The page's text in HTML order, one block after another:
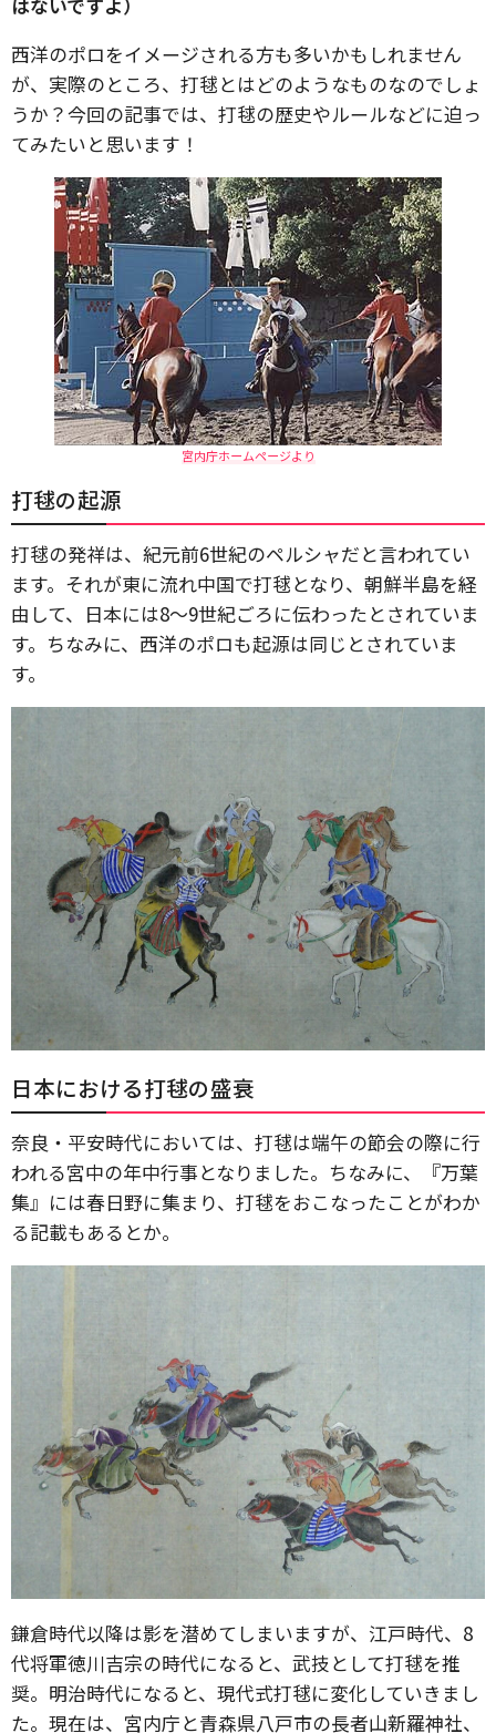
西洋のポロをイメージされる方も多いかもしれません
が、実際のところ、打毬とはどのようなものなのでしょ
うか？今回の記事では、打毬の歴史やルールなどに迫っ
てみたいと思います！
宮内庁ホームページより
打毬の起源
打毬の発祥は、紀元前6世紀のペルシャだと言われてい
ます。それが東に流れ中国で打毬となり、朝鮮半島を経
由して、日本には8～9世紀ごろに伝わったとされていま
す。ちなみに、西洋のポロも起源は同じとされていま
す。
日本における打毬の盛衰
奈良・平安時代においては、打毬は端午の節会の際に行
われる宮中の年中行事となりました。ちなみに、『万葉
集』には春日野に集まり、打毬をおこなったことがわか
る記載もあるとか。
鎌倉時代以降は影を潜めてしまいますが、江戸時代、8
代将軍徳川吉宗の時代になると、武技として打毬を推
奨。明治時代になると、現代式打毬に変化していきまし
た。現在は、宮内庁と青森県八戸市の長者山新羅神社、